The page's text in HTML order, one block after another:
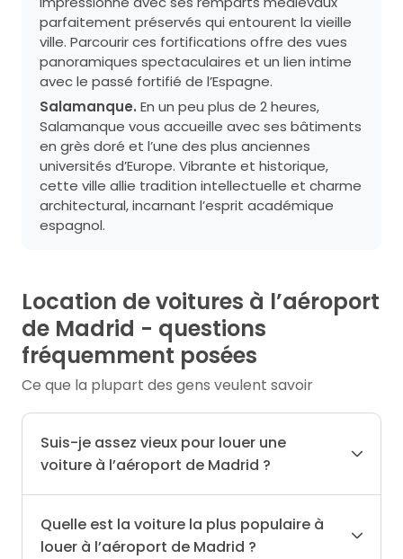
parfaitement préservés qui entourent la vieille
ville. Parcourir ces fortifications offre des vues
panoramiques spectaculaires et un lien intime
avec le passé fortifié de l’Espagne.
Salamanque. En un peu plus de 2 heures,
Salamanque vous accueille avec ses bâtiments
en grès doré et l’une des plus anciennes
universités d’Europe. Vibrante et historique,
cette ville allie tradition intellectuelle et charme
architectural, incarnant l’esprit académique
espagnol.
Location de voitures à l’aéroport
de Madrid - questions
fréquemment posées
Ce que la plupart des gens veulent savoir
Suis-je assez vieux pour louer une
voiture à l’aéroport de Madrid ?
Quelle est la voiture la plus populaire à
louer à l’aéroport de Madrid ?